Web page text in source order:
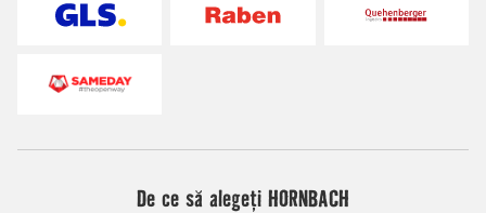
De ce să alegeți HORNBACH